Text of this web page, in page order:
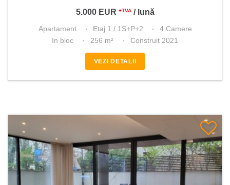
5.000 EUR +TVA/ lună
Apartament Etaj 1 / 1S+P+2
4 Camere
In bloc
256 m² Construit 2021
VEZI DETALII